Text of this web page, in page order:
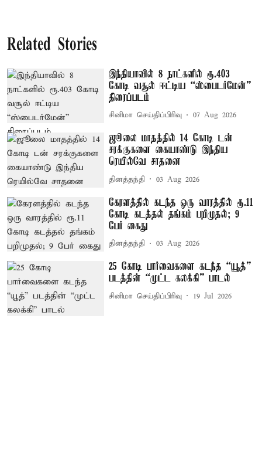
Related Stories
இந்தியாவில் 8 நாட்களில் ரூ.403
கோடி வசூல் ஈட்டிய “ஸ்பைடர்மேன்”
திரைப்படம்
சினிமா செய்திப்பிரிவு 07 Aug 2026
ஜூலை மாதத்தில் 14 கோடி டன்
சரக்குகளை கையாண்டு இந்திய
ரெயில்வே சாதனை
தினத்தந்தி 03 Aug 2026
கேரளத்தில் கடந்த ஒரு வாரத்தில் ரூ.11
கோடி கடத்தல் தங்கம் பறிமுதல்; 9
பேர் கைது
தினத்தந்தி 03 Aug 2026
25 கோடி பார்வைகளை கடந்த “யூத்”
படத்தின் “முட்ட கலக்கி” பாடல்
சினிமா செய்திப்பிரிவு 19 Jul 2026